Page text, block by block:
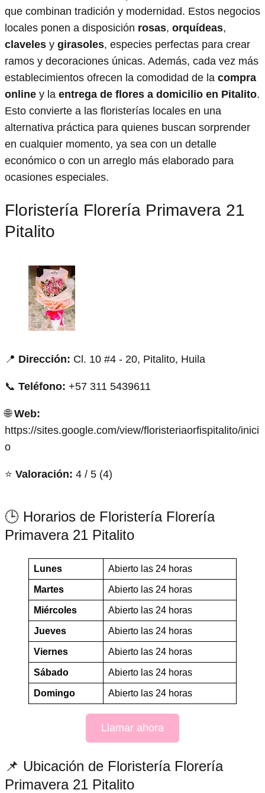
que combinan tradición y modernidad. Estos negocios
locales ponen a disposición rosas, orquídeas,
claveles y girasoles, especies perfectas para crear
ramos y decoraciones únicas. Además, cada vez más
establecimientos ofrecen la comodidad de la compra
online y la entrega de flores a domicilio en Pitalito.
Esto convierte a las floristerías locales en una
alternativa práctica para quienes buscan sorprender
en cualquier momento, ya sea con un detalle
económico o con un arreglo más elaborado para
ocasiones especiales.
Floristería Florería Primavera 21
Pitalito
📍 Dirección: Cl. 10 #4 - 20, Pitalito, Huila
📞 Teléfono: +57 311 5439611
🌐Web:
https://sites.google.com/view/floristeriaorfispitalito/inici
o
⭐ Valoración: 4 / 5 (4)
🕒 Horarios de Floristería Florería
Primavera 21 Pitalito
Lunes Abierto las 24 horas
Martes Abierto las 24 horas
Miércoles Abierto las 24 horas
Jueves Abierto las 24 horas
Viernes Abierto las 24 horas
Sábado Abierto las 24 horas
Domingo Abierto las 24 horas
Llamar ahora
📌 Ubicación de Floristería Florería
Primavera 21 Pitalito